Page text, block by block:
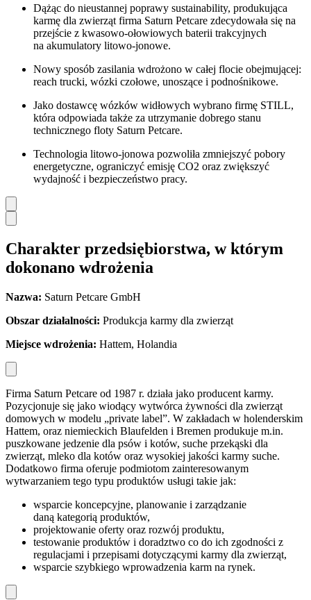
Dążąc do nieustannej poprawy sustainability, produkująca
karmę dla zwierząt firma Saturn Petcare zdecydowała się na
przejście z kwasowo-ołowiowych baterii trakcyjnych
na akumulatory litowo-jonowe.
Nowy sposób zasilania wdrożono w całej flocie obejmującej:
reach trucki, wózki czołowe, unoszące i podnośnikowe.
Jako dostawcę wózków widłowych wybrano firmę STILL,
która odpowiada także za utrzymanie dobrego stanu
technicznego floty Saturn Petcare.
Technologia litowo-jonowa pozwoliła zmniejszyć pobory
energetyczne, ograniczyć emisję CO2 oraz zwiększyć
wydajność i bezpieczeństwo pracy.
Charakter przedsiębiorstwa, w którym
dokonano wdrożenia
Nazwa: Saturn Petcare GmbH
Obszar działalności: Produkcja karmy dla zwierząt
Miejsce wdrożenia: Hattem, Holandia
Firma Saturn Petcare od 1987 r. działa jako producent karmy.
Pozycjonuje się jako wiodący wytwórca żywności dla zwierząt
domowych w modelu „private label”. W zakładach w holenderskim
Hattem, oraz niemieckich Blaufelden i Bremen produkuje m.in.
puszkowane jedzenie dla psów i kotów, suche przekąski dla
zwierząt, mleko dla kotów oraz wysokiej jakości karmy suche.
Dodatkowo firma oferuje podmiotom zainteresowanym
wytwarzaniem tego typu produktów usługi takie jak:
wsparcie koncepcyjne, planowanie i zarządzanie
daną kategorią produktów,
projektowanie oferty oraz rozwój produktu,
testowanie produktów i doradztwo co do ich zgodności z
regulacjami i przepisami dotyczącymi karmy dla zwierząt,
wsparcie szybkiego wprowadzenia karm na rynek.